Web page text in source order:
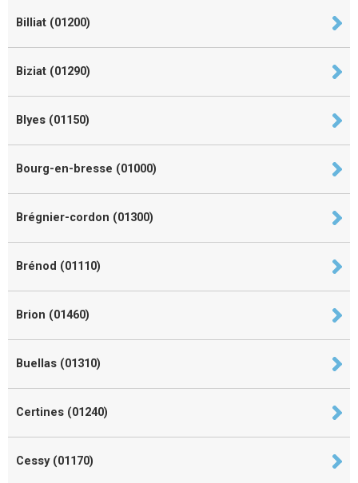
Billiat (01200)
Biziat (01290)
Blyes (01150)
Bourg-en-bresse (01000)
Brégnier-cordon (01300)
Brénod (01110)
Brion (01460)
Buellas (01310)
Certines (01240)
Cessy (01170)